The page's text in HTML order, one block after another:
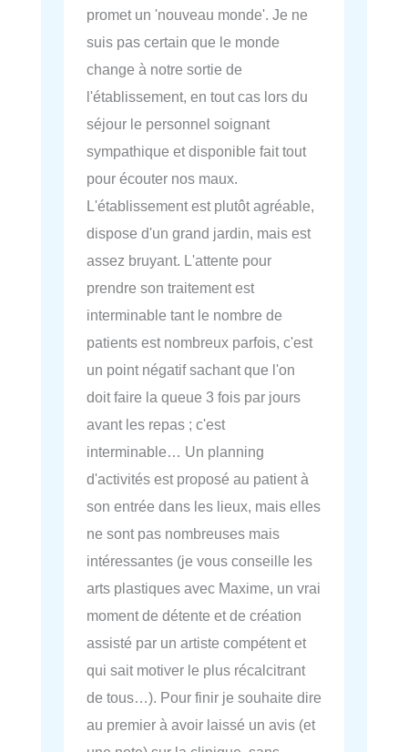
promet un 'nouveau monde'. Je ne
suis pas certain que le monde
change à notre sortie de
l'établissement, en tout cas lors du
séjour le personnel soignant
sympathique et disponible fait tout
pour écouter nos maux.
L'établissement est plutôt agréable,
dispose d'un grand jardin, mais est
assez bruyant. L'attente pour
prendre son traitement est
interminable tant le nombre de
patients est nombreux parfois, c'est
un point négatif sachant que l'on
doit faire la queue 3 fois par jours
avant les repas ; c'est
interminable… Un planning
d'activités est proposé au patient à
son entrée dans les lieux, mais elles
ne sont pas nombreuses mais
intéressantes (je vous conseille les
arts plastiques avec Maxime, un vrai
moment de détente et de création
assisté par un artiste compétent et
qui sait motiver le plus récalcitrant
de tous…). Pour finir je souhaite dire
au premier à avoir laissé un avis (et